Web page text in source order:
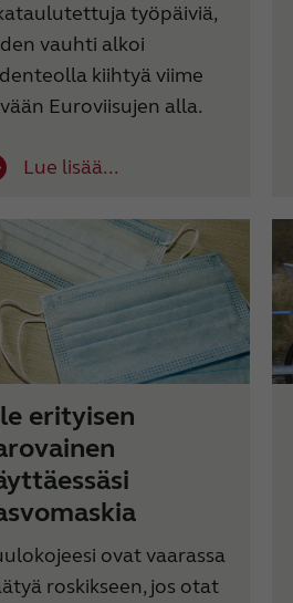
työpäiviä,
vauhti alkoi
kiihtyä viime
Euroviisujen alla.
Lue lisää...
erityisen
ovat vaarassa
roskikseen, jos otat